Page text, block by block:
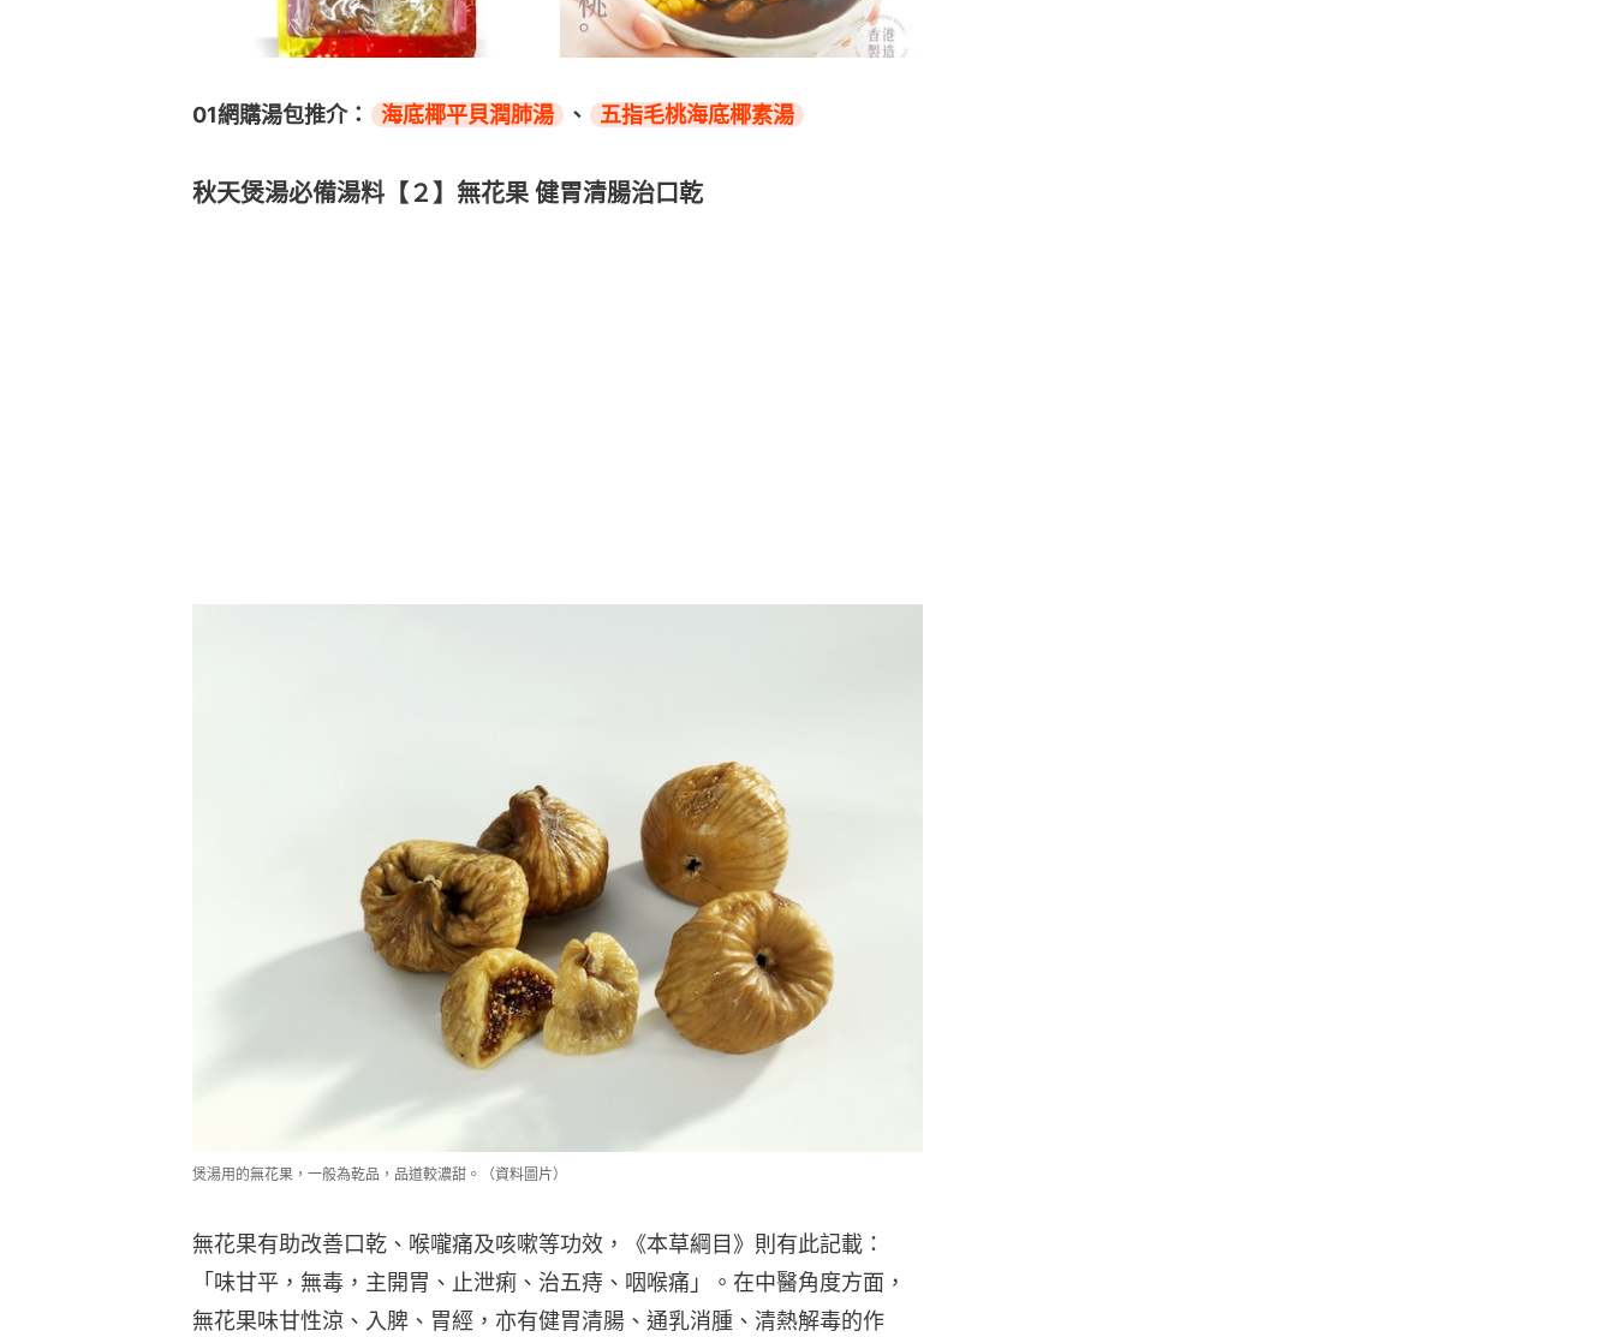
01網購湯包推介： 海底椰平貝潤肺湯 、 五指毛桃海底椰素湯
秋天煲湯必備湯料【２】無花果 健胃清腸治口乾
煲湯用的無花果，一般為乾品，品道較濃甜。（資料圖片）
無花果有助改善口乾、喉嚨痛及咳嗽等功效，《本草綱目》則有此記載：
「味甘平，無毒，主開胃、止泄痢、治五痔、咽喉痛」。在中醫角度方面，
無花果味甘性涼、入脾、胃經，亦有健胃清腸、通乳消腫、清熱解毒的作